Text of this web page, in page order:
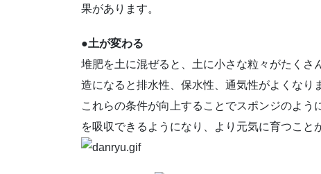
果があります。
●土が変わる
堆肥を土に混ぜると、土に小さな粒々がたく
造になると排水性、保水性、通気性がよくなり
これらの条件が向上することでスポンジのよ
を吸収できるようになり、より元気に育つこと